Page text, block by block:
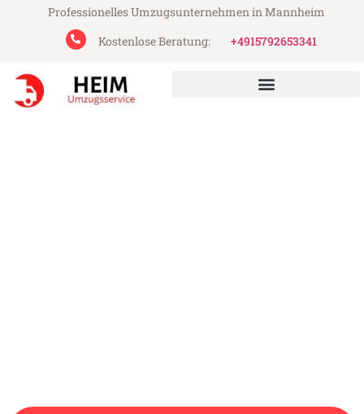
Professionelles Umzugsunternehmen in Mannheim
Kostenlose Beratung:
+4915792653341